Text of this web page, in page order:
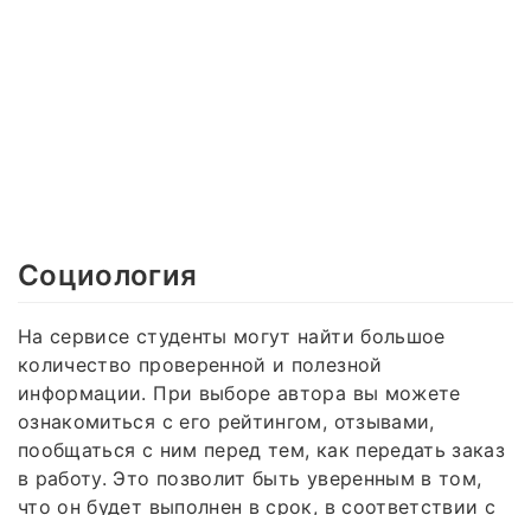
Социология
На сервисе студенты могут найти большое
количество проверенной и полезной
информации. При выборе автора вы можете
ознакомиться с его рейтингом, отзывами,
пообщаться с ним перед тем, как передать заказ
в работу. Это позволит быть уверенным в том,
что он будет выполнен в срок, в соответствии с